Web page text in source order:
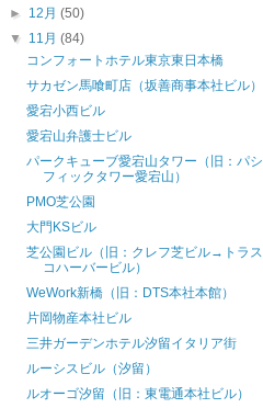
► 12月(50)
▼ 11月(84)
コンフォートホテル東京東日本橋
サカゼン馬喰町店（坂善商事本社ビル）
愛宕小西ビル
愛宕山弁護士ビル
パークキューブ愛宕山タワー（旧：パシ
フィックタワー愛宕山）
PMO芝公園
大門KSビル
芝公園ビル（旧：クレフ芝ビル→トラス
コハーバービル）
WeWork新橋（旧：DTS本社本館）
片岡物産本社ビル
三井ガーデンホテル汐留イタリア街
ルーシスビル（汐留）
ルオーゴ汐留（旧：東電通本社ビル）